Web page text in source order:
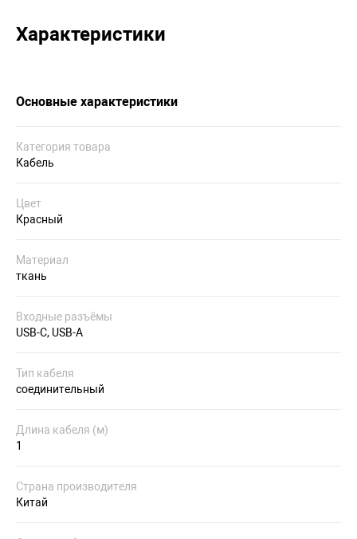
Характеристики
Основные характеристики
Категория товара
Кабель
Цвет
Красный
Материал
ткань
Входные разъёмы
USB-C, USB-A
Тип кабеля
соединительный
Длина кабеля (м)
1
Страна производителя
Китай